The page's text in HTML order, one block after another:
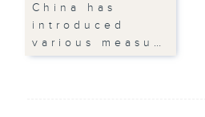
China has
introduced
various measu…